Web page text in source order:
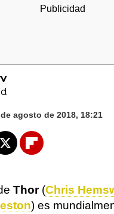
agosto de 2018, 18:21
X Flipboard
Thor(Chris
) es